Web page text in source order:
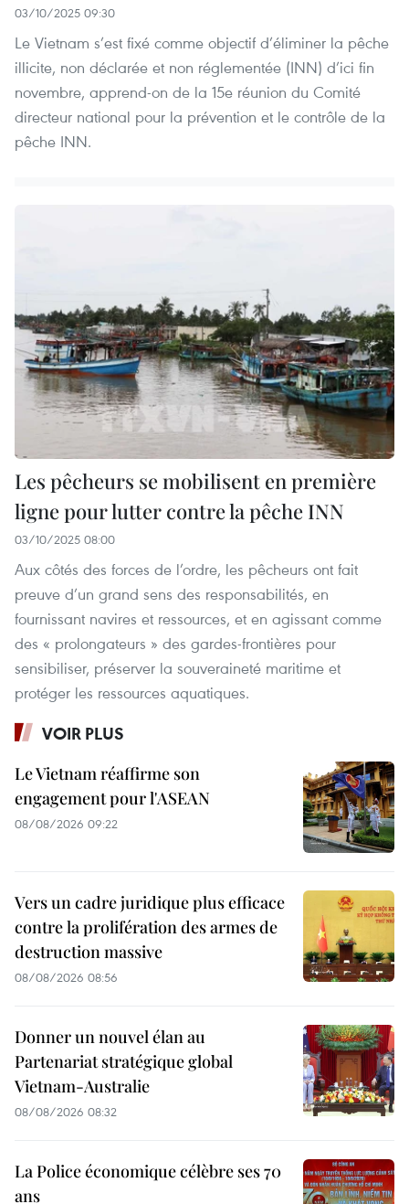
03/10/2025 09:30
Le Vietnam s’est fixé comme objectif d’éliminer la pêche
illicite, non déclarée et non réglementée (INN) d’ici fin
novembre, apprend-on de la 15e réunion du Comité
directeur national pour la prévention et le contrôle de la
pêche INN.
Les pêcheurs se mobilisent en première
ligne pour lutter contre la pêche INN
03/10/2025 08:00
Aux côtés des forces de l’ordre, les pêcheurs ont fait
preuve d’un grand sens des responsabilités, en
fournissant navires et ressources, et en agissant comme
des « prolongateurs » des gardes-frontières pour
sensibiliser, préserver la souveraineté maritime et
protéger les ressources aquatiques.
VOIR PLUS
Le Vietnam réaffirme son
engagement pour l'ASEAN
08/08/2026 09:22
Vers un cadre juridique plus efficace
contre la prolifération des armes de
destruction massive
08/08/2026 08:56
Donner un nouvel élan au
Partenariat stratégique global
Vietnam-Australie
08/08/2026 08:32
La Police économique célèbre ses 70
ans